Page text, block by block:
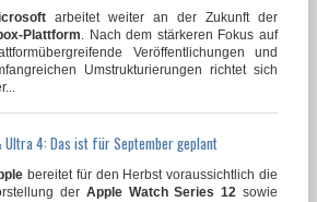
arbeitet weiter an der Zukunft der
Plattform. Nach dem stärkeren Fokus auf
Veröffentlichungen und
Umstrukturierungen richtet sich
Ultra 4: Das ist für September geplant
bereitet für den Herbst voraussichtlich die
der Apple Watch Series 12 sowie